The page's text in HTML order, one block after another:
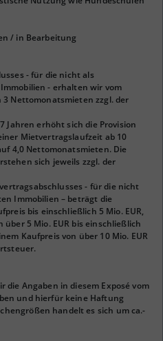
/ in Bearbeitung
- für die nicht als
- erhalten wir vom
3 Nettomonatsmieten zzgl. der
Jahren erhöht sich die Provision
Mietvertragslaufzeit ab 10
4,0 Nettomonatsmieten. Die
sich jeweils zzgl. der
- für die nicht
Immobilien – beträgt die
bis einschließlich 5 Mio. EUR,
5 Mio. EUR bis einschließlich
Kaufpreis von über 10 Mio. EUR
Angaben in diesem Exposé vom
und hierfür keine Haftung
handelt es sich um ca.-